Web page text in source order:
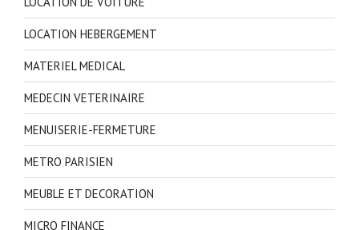
LOCATION HEBERGEMENT
MATERIEL MEDICAL
MEDECIN VETERINAIRE
MENUISERIE-FERMETURE
METRO PARISIEN
MEUBLE ET DECORATION
MICRO FINANCE